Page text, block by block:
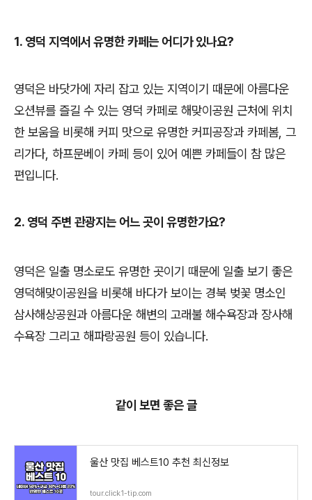
1. 영덕 지역에서 유명한 카페는 어디가 있나요?
영덕은 바닷가에 자리 잡고 있는 지역이기 때문에 아름다운
오션뷰를 즐길 수 있는 영덕 카페로 해맞이공원 근처에 위치
한 보움을 비롯해 커피 맛으로 유명한 커피공장과 카페봄, 그
리가다, 하프문베이 카페 등이 있어 예쁜 카페들이 참 많은
편입니다.
2. 영덕 주변 관광지는 어느 곳이 유명한가요?
영덕은 일출 명소로도 유명한 곳이기 때문에 일출 보기 좋은
영덕해맞이공원을 비롯해 바다가 보이는 경북 벚꽃 명소인
삼사해상공원과 아름다운 해변의 고래불 해수욕장과 장사해
수욕장 그리고 해파랑공원 등이 있습니다.
같이 보면 좋은 글
울산 맛집 베스트10 추천 최신정보
tour.click1-tip.com